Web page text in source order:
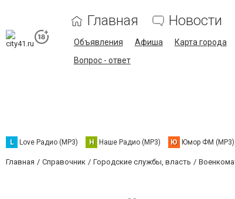
Главная Новости
Объявления Афиша Карта города
Вопрос - ответ
L Love Радио (MP3) Н Наше Радио (MP3) Ю Юмор ФМ (MP3)
Главная Справочник Городские службы, власть